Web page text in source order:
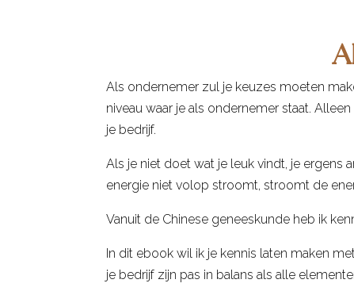
Als ondernemer zul je keuzes moeten
niveau waar je als ondernemer staat.
je bedrijf.
Als je niet doet wat je leuk vindt, je ergens
energie niet volop stroomt, stroomt de
Vanuit de Chinese geneeskunde heb ik
In dit ebook wil ik je kennis laten maken
je bedrijf zijn pas in balans als alle